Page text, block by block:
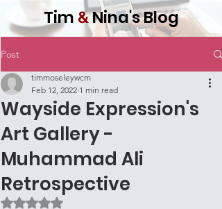
Tim &Nina's Blog
Post
Wayside Expression's
Art Gallery -
Muhammad Ali
Retrospective
timmoseleywcm
Feb 12, 2022 1 min read
Rated NaN out of 5 stars.